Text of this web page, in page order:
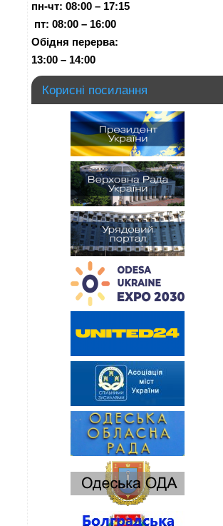
пн-чт: 08:00 – 17:15
пт: 08:00 – 16:00
Обідня перерва:
13:00 – 14:00
Корисні посилання